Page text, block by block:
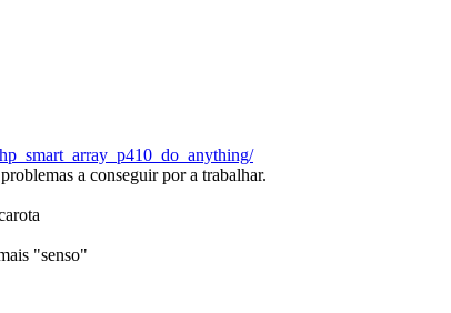
a conseguir por a trabalhar.
"senso"